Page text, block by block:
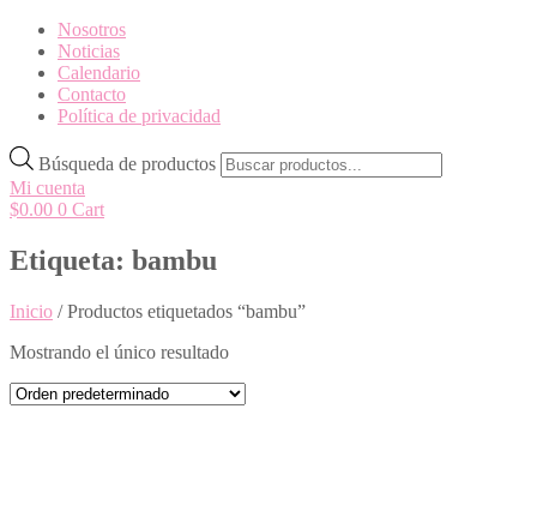
Nosotros
Noticias
Calendario
Contacto
Política de privacidad
Búsqueda de productos
Mi cuenta
$0.00 0 Cart
Etiqueta: bambu
Inicio / Productos etiquetados “bambu”
Mostrando el único resultado